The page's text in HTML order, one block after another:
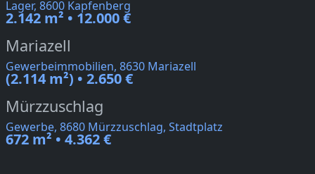
Lager, 8600 Kapfenberg
2.142 m² • 12.000 €
Mariazell
Gewerbeimmobilien, 8630 Mariazell
(2.114 m²) • 2.650 €
Mürzzuschlag
Gewerbe, 8680 Mürzzuschlag, Stadtplatz
672 m² • 4.362 €